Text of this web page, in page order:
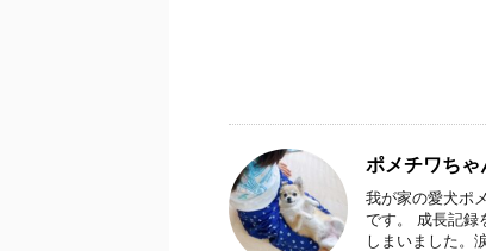
ポメチワちゃ
我が家の愛犬ポ
です。 成長記録
しまいました。